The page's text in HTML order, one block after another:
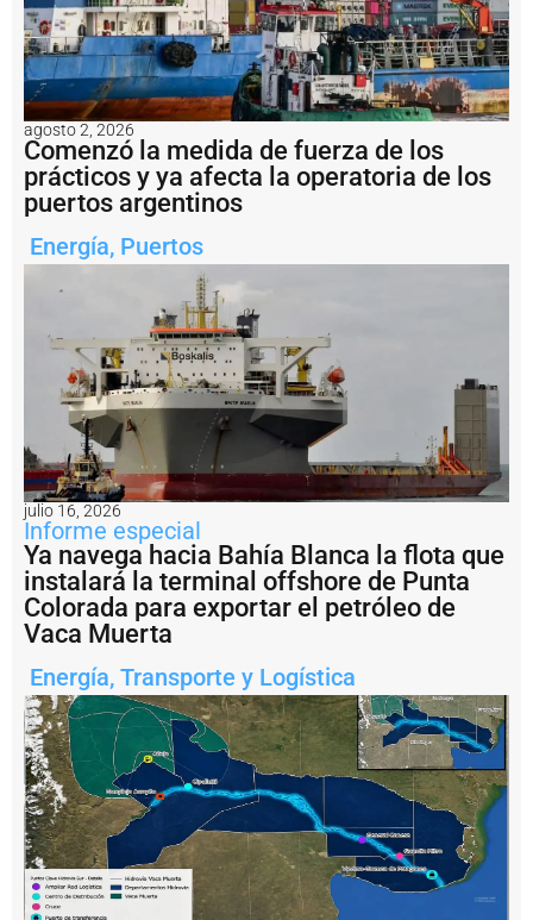
li
d
a
d
e
l
a
m
i
n
rí
a
a
?
P
e
s
c
a
il
e
g
a
l:
A
r
g
e
n
ti
n
a
i
m
agosto 2, 2026
Comenzó la medida de fuerza de los
prácticos y ya afecta la operatoria de los
puertos argentinos
Energía, Puertos
julio 16, 2026
Informe especial
Ya navega hacia Bahía Blanca la flota que
instalará la terminal offshore de Punta
Colorada para exportar el petróleo de
Vaca Muerta
Energía, Transporte y Logística